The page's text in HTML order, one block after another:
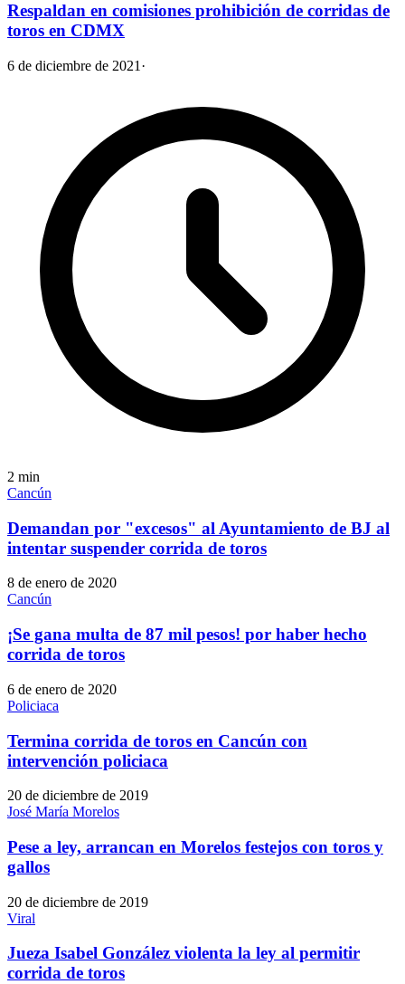
Respaldan en comisiones prohibición de corridas de
toros en CDMX
6 de diciembre de 2021 ·
2 min
Cancún
Demandan por "excesos" al Ayuntamiento de BJ al
intentar suspender corrida de toros
8 de enero de 2020
Cancún
¡Se gana multa de 87 mil pesos! por haber hecho
corrida de toros
6 de enero de 2020
Policiaca
Termina corrida de toros en Cancún con
intervención policiaca
20 de diciembre de 2019
José María Morelos
Pese a ley, arrancan en Morelos festejos con toros y
gallos
20 de diciembre de 2019
Viral
Jueza Isabel González violenta la ley al permitir
corrida de toros